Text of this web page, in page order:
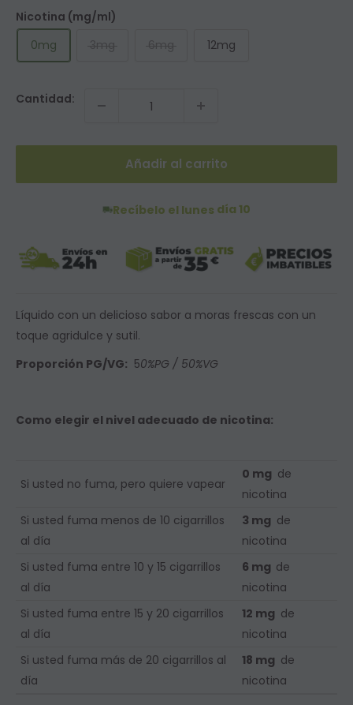
Nicotina (mg/ml)
0mg
3mg 6mg 12mg
Cantidad:
Añadir al carrito
Recíbelo el lunes día 10
Líquido con un delicioso sabor a moras frescas con un
toque agridulce y sutil.
Proporción PG/VG: 50%PG / 50%VG
Como elegir el nivel adecuado de nicotina:
Si usted no fuma, pero quiere vapear
0 mg de
nicotina
Si usted fuma menos de 10 cigarrillos
al día
3 mg de
nicotina
Si usted fuma entre 10 y 15 cigarrillos
al día
6 mg de
nicotina
Si usted fuma entre 15 y 20 cigarrillos
al día
12 mg de
nicotina
Si usted fuma más de 20 cigarrillos al
día
18 mg de
nicotina